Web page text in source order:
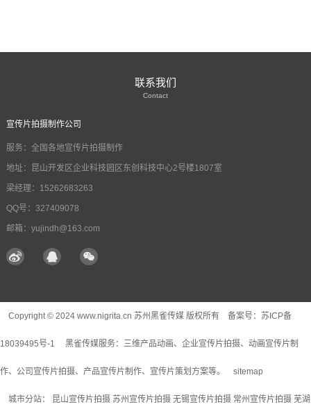
联系我们
Contact
宣传片拍摄制作公司
服务：全国各地宣传片拍摄制作
地址：昆山开发区企业科技园区东创科技中心2号楼1807室
梁经理：15262683263
QQ号：327409078
邮箱：yujindh@163.com
Copyright © 2024 www.nigrita.cn 苏州黑雀传媒 版权所有 备案号： 苏ICP备
18039495号-1 黑雀传媒服务： 三维产品动画、企业宣传片拍摄、动画宣传片制
作、公司宣传片拍摄、产品宣传片制作、宣传片策划方案等。 sitemap
城市分站： 昆山宣传片拍摄 苏州宣传片拍摄 无锡宣传片拍摄 常州宣传片拍摄 芜湖